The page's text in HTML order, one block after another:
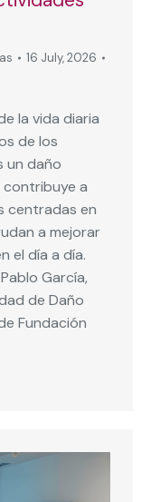
16 July, 2026
la vida diaria
de los
un daño
a
centradas en
a mejorar
el día a día.
García,
de Daño
Fundación